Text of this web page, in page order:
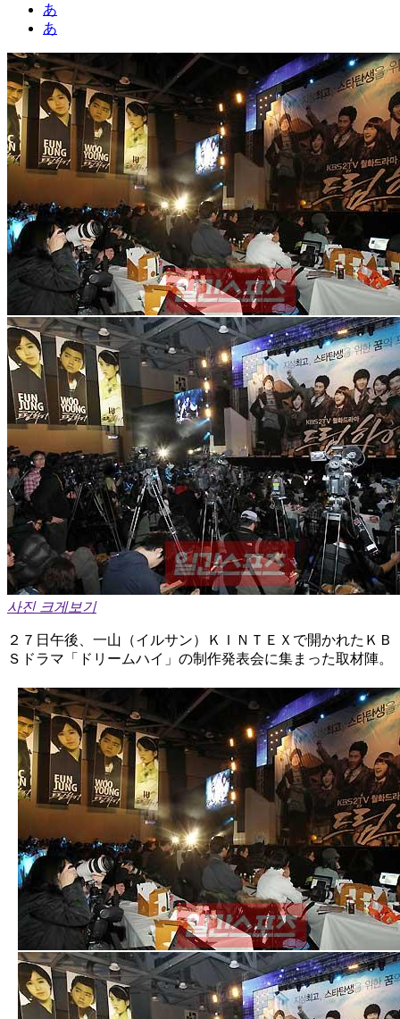
あ
あ
사진 크게보기
２７日午後、一山（イルサン）ＫＩＮＴＥＸで開かれたＫＢ
Ｓドラマ「ドリームハイ」の制作発表会に集まった取材陣。